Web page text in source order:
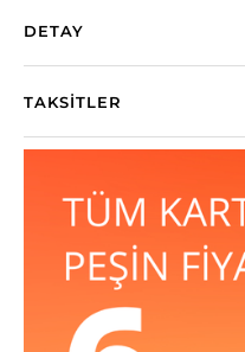
DETAY
TAKSITLER